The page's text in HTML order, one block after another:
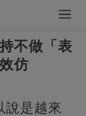
不做「表
仿
說是越來